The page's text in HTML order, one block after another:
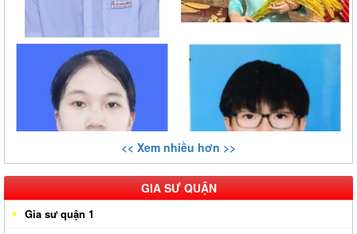
<< Xem nhiều hơn >>
GIA SƯ QUẬN
Gia sư quận 1